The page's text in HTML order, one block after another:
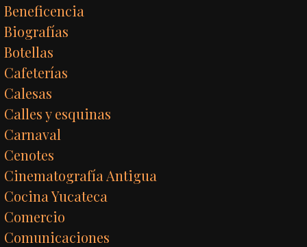
Beneficencia
Biografías
Botellas
Cafeterías
Calesas
Calles y esquinas
Carnaval
Cenotes
Cinematografía Antigua
Cocina Yucateca
Comercio
Comunicaciones